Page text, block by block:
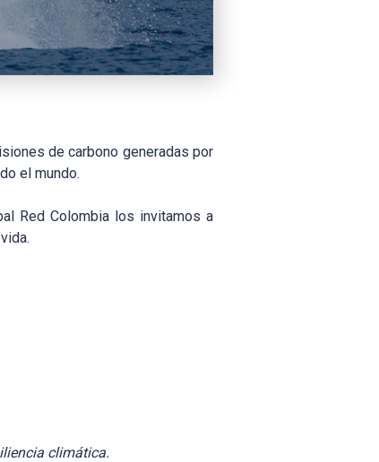
de carbono generadas por
el mundo.
Red Colombia los invitamos a
climática.